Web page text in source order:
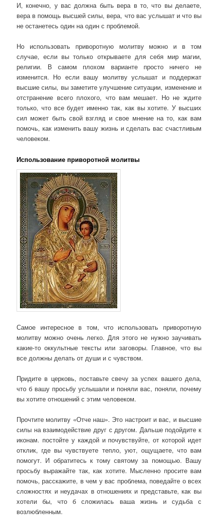
И, конечно, у вас должна быть вера в то, что вы делаете,
вера в помощь высшей силы, вера, что вас услышат и что вы
не останетесь один на один с проблемой.
Но использовать приворотную молитву можно и в том
случае, если вы только открываете для себя мир магии,
религии. В самом плохом варианте просто ничего не
изменится. Но если вашу молитву услышат и поддержат
высшие силы, вы заметите улучшение ситуации, изменение и
отстранение всего плохого, что вам мешает. Но не ждите
только, что все будет именно так, как вы хотите. У высших
сил может быть свой взгляд и свое мнение на то, как вам
помочь, как изменить вашу жизнь и сделать вас счастливым
человеком.
Использование приворотной молитвы
Самое интересное в том, что использовать приворотную
молитву можно очень легко. Для этого не нужно заучивать
какие-то оккультные тексты или заговоры. Главное, что вы
все должны делать от души и с чувством.
Придите в церковь, поставьте свечу за успех вашего дела,
что б вашу просьбу услышали и поняли вас, поняли, почему
вы хотите отношений с этим человеком.
Прочтите молитву «Отче наш». Это настроит и вас, и высшие
силы на взаимодействие друг с другом. Дальше подойдите к
иконам. постойте у каждой и почувствуйте, от которой идет
отклик, где вы чувствуете тепло, уют, ощущаете, что вам
помогут. И обратитесь к тому святому за помощью. Вашу
просьбу выражайте так, как хотите. Мысленно просите вам
помочь, расскажите, в чем у вас проблема, поведайте о всех
сложностях и неудачах в отношениях и представьте, как вы
хотели бы, что б сложилась ваша жизнь и судьба с
возлюбленным.